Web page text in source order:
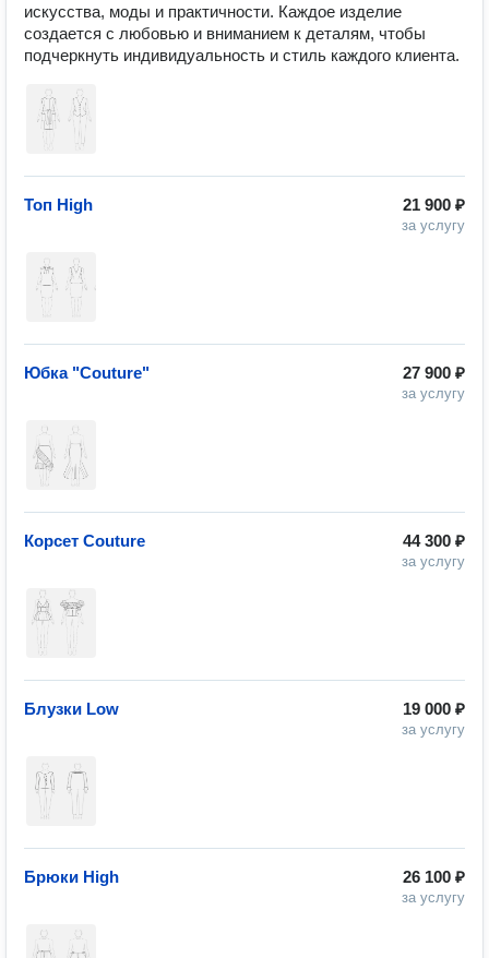
искусства, моды и практичности. Каждое изделие
создается с любовью и вниманием к деталям, чтобы
21 900 ₽
за услугу
Топ High
27 900 ₽
за услугу
Юбка "Couture"
44 300 ₽
за услугу
Корсет Couture
19 000 ₽
за услугу
Блузки Low
26 100 ₽
за услугу
Брюки High